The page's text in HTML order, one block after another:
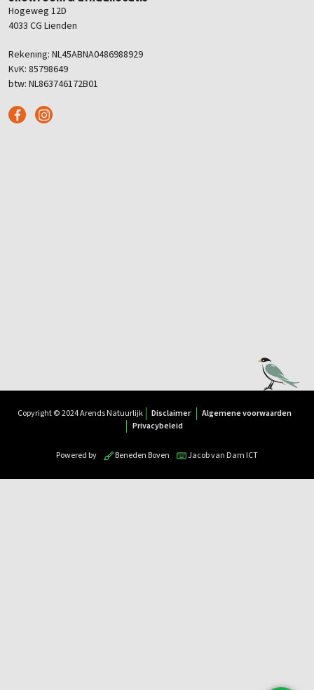
Hogeweg 12D
4033 CG Lienden
Rekening: NL45ABNA0486988929
KvK: 85798649
btw: NL863746172B01
Copyright © 2024 Arends Natuurlijk Disclaimer
Algemene voorwaarden
Privacybeleid
Powered by Beneden Boven Jacob van Dam ICT